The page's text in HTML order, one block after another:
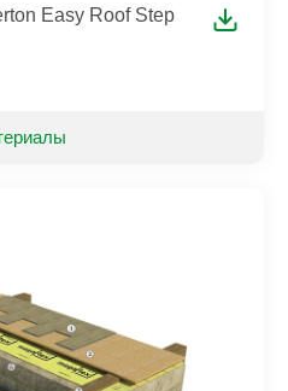
Easy Roof Step